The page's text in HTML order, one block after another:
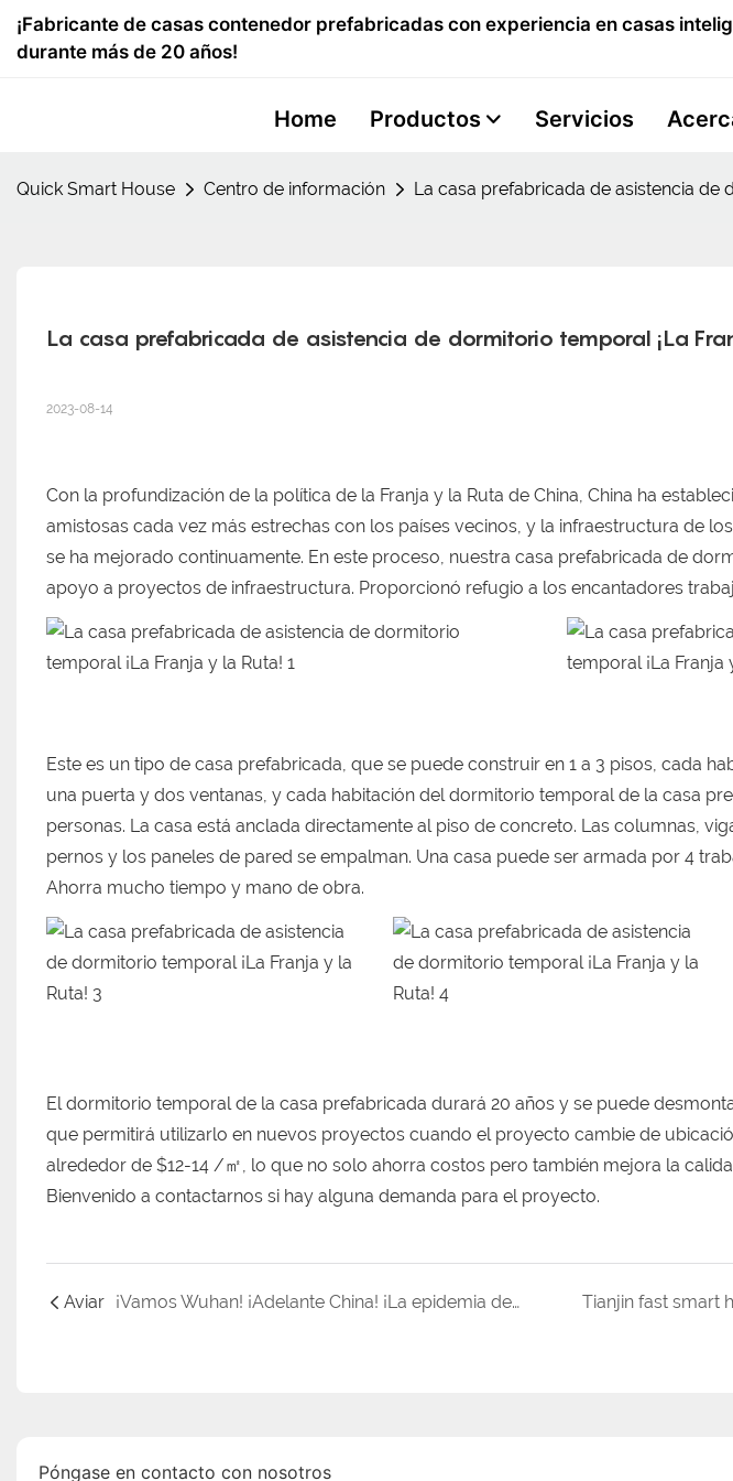
¡Fabricante de casas contenedor prefabricadas con experiencia en casas
durante más de 20 años!
Home Productos Servicios
Quick Smart House Centro de información La casa prefabricada de asistencia de
La casa prefabricada de asistencia de dormitorio temporal ¡La
2023-08-14
Con la profundización de la política de la Franja y la Ruta de China, China ha
amistosas cada vez más estrechas con los países vecinos, y la infraestructura de
se ha mejorado continuamente. En este proceso, nuestra casa prefabricada de
apoyo a proyectos de infraestructura. Proporcionó refugio a los encantadores
Este es un tipo de casa prefabricada, que se puede construir en 1 a 3 pisos, cada
una puerta y dos ventanas, y cada habitación del dormitorio temporal de la casa
personas. La casa está anclada directamente al piso de concreto. Las columnas,
pernos y los paneles de pared se empalman. Una casa puede ser armada por 4
Ahorra mucho tiempo y mano de obra.
El dormitorio temporal de la casa prefabricada durará 20 años y se puede
que permitirá utilizarlo en nuevos proyectos cuando el proyecto cambie de
alrededor de $12-14 /㎡, lo que no solo ahorra costos pero también mejora la
Bienvenido a contactarnos si hay alguna demanda para el proyecto.
Aviar ¡Vamos Wuhan! ¡Adelante China! ¡La epidemia de COVID toca el corazón de todos!
Póngase en contacto con nosotros